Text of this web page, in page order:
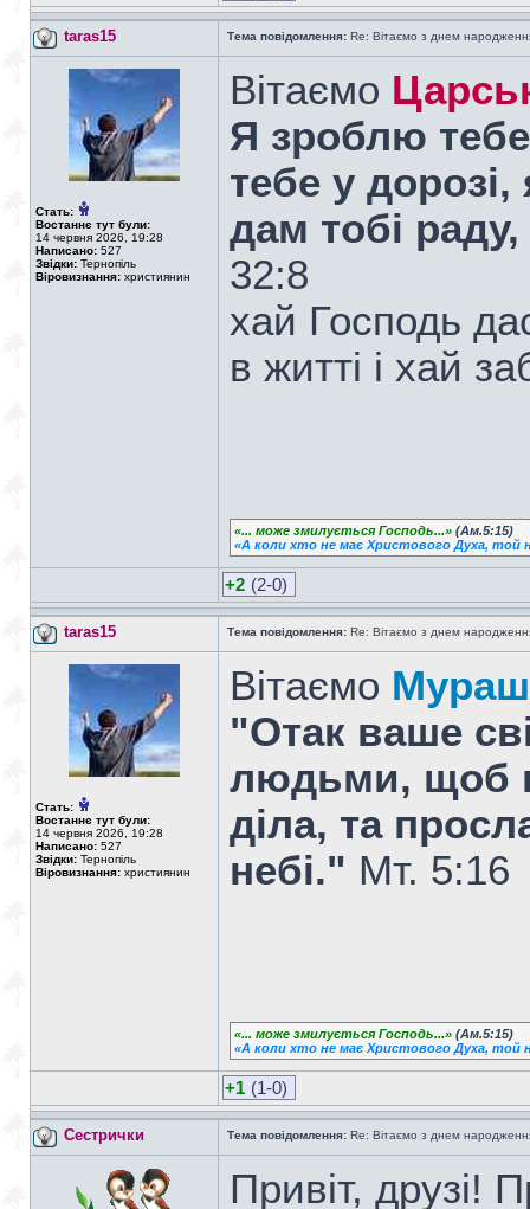
taras15 Тема повідомлення: Re: Вітаємо з днем
Стать:
Востаннє тут були:
14 червня 2026, 19:28
Написано: 527
Звідки: Тернопіль
Віровизнання: християнин
Вітаємо
Я зроблю
тебе у
дам тобі
32:8
хай Господь
в житті і хай
«... може змилується Господь...» (Ам.5:15)
«А коли хто не має Христового Духа, той
+2 (2-0)
taras15 Тема повідомлення: Re: Вітаємо з днем
Стать:
Востаннє тут були:
14 червня 2026, 19:28
Написано: 527
Звідки: Тернопіль
Віровизнання: християнин
Вітаємо
"Отак ваше
людьми, щоб
діла, та
небі." Мт. 5:16
«... може змилується Господь...» (Ам.5:15)
«А коли хто не має Христового Духа, той
+1 (1-0)
Сестрички Тема повідомлення: Re: Вітаємо з днем
Привіт, друзі!